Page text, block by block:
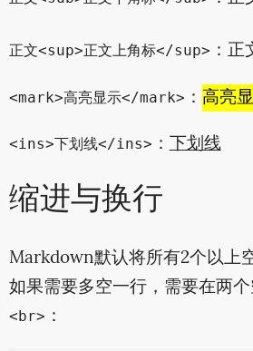
正文<sup>正文上角标</sup> ：正
<mark>高亮显示</mark> ： 高亮
<ins>下划线</ins> ：下划线
缩进与换行
Markdown默认将所有2个以上
如果需要多空一行，需要在两
<br> ：